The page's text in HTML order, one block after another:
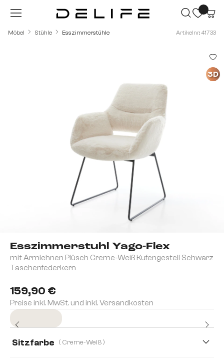
Zum Hauptinhalt springen
Möbel Stühle Esszimmerstühle Artikelnr.: 41733
Esszimmerstuhl Yago-Flex
mit Armlehnen Plüsch Creme-Weiß Kufengestell Schwarz
Taschenfederkern
159,90 €
Preise inkl. MwSt. und inkl. Versandkosten
Sitzfarbe ( Creme-Weiß )
3D